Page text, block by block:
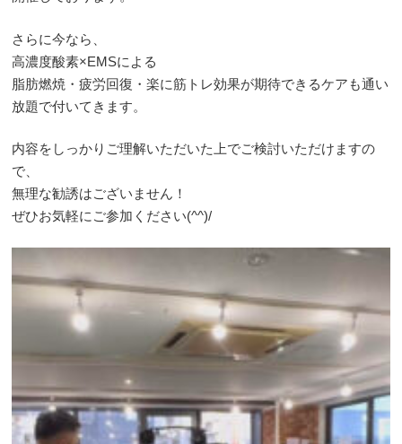
さらに今なら、
高濃度酸素×EMSによる
脂肪燃焼・疲労回復・楽に筋トレ効果が期待できるケアも通い
放題で付いてきます。
内容をしっかりご理解いただいた上でご検討いただけますの
で、
無理な勧誘はございません！
ぜひお気軽にご参加ください(^^)/